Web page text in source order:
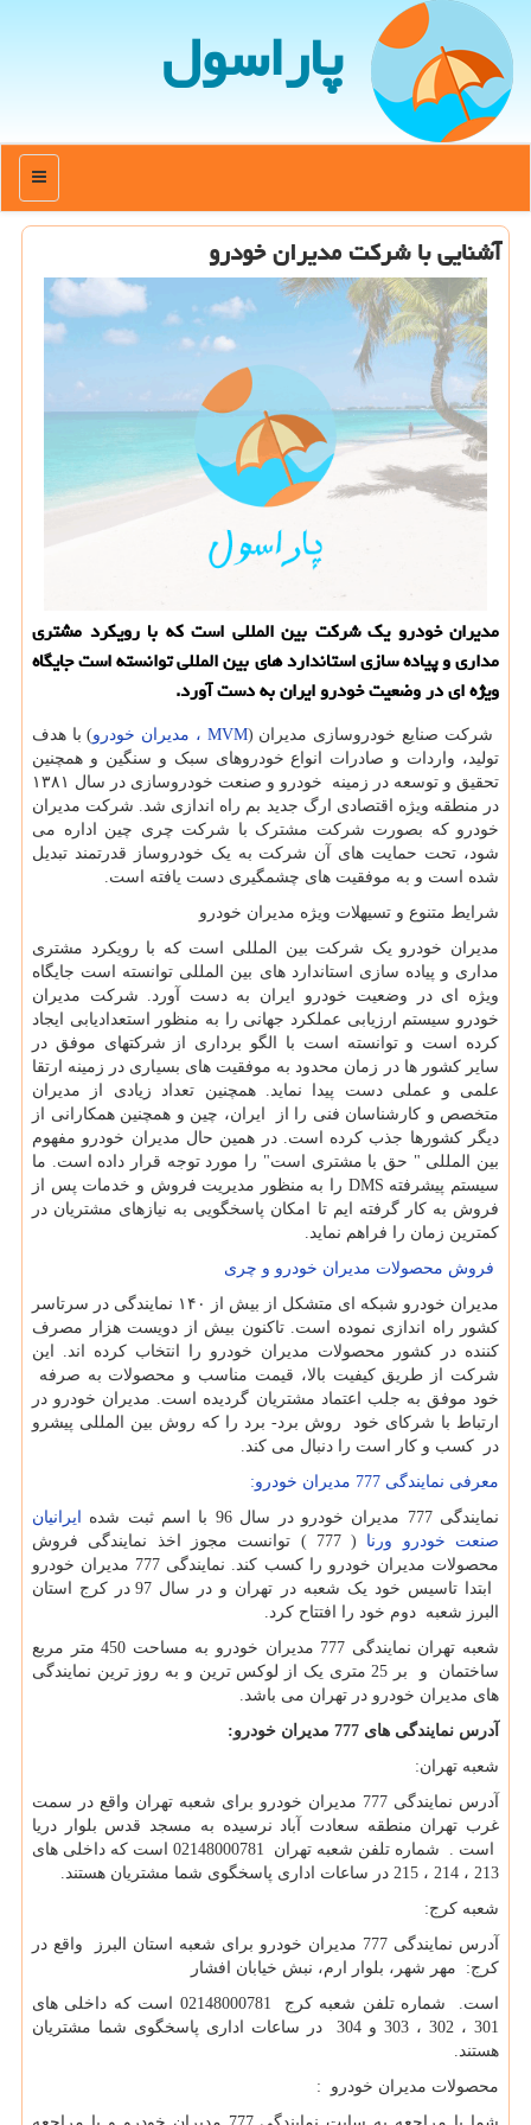
پاراسول
منو
آشنایی با شركت مدیران خودرو
مدیران خودرو یك شركت بین المللی است كه با رویكرد مشتری
مداری و پیاده سازی استاندارد های بین المللی توانسته است جایگاه
ویژه ای در وضعیت خودرو ایران به دست آورد.
شرکت صنایع خودروسازی مدیران (MVM ، مدیران خودرو
) با هدف
تولید، واردات و صادرات انواع خودروهای سبک و سنگین و همچنین
تحقیق و توسعه در زمینه خودرو و صنعت خودروسازی در سال ۱۳۸۱
در منطقه ویژه اقتصادی ارگ جدید بم راه اندازی شد. شرکت مدیران
خودرو که بصورت شرکت مشترک با شرکت چری چین اداره می
شود، تحت حمایت های آن شرکت به یک خودروساز قدرتمند تبدیل
شده است و به موفقیت های چشمگیری دست یافته است.
شرایط متنوع و تسیهلات ویژه مدیران خودرو
مدیران خودرو یک شرکت بین المللی است که با رویکرد مشتری
مداری و پیاده سازی استاندارد های بین المللی توانسته است جایگاه
ویژه ای در وضعیت خودرو ایران به دست آورد. شرکت مدیران
خودرو سیستم ارزیابی عملکرد جهانی را به منظور استعدادیابی ایجاد
کرده است و توانسته است با الگو برداری از شرکتهای موفق در
سایر کشور ها در زمان محدود به موفقیت های بسیاری در زمینه ارتقا
علمی و عملی دست پیدا نماید. همچنین تعداد زیادی از مدیران
متخصص و کارشناسان فنی را از ایران، چین و همچنین همکارانی از
دیگر کشورها جذب کرده است. در همین حال مدیران خودرو مفهوم
بین المللی " حق با مشتری است" را مورد توجه قرار داده است. ما
سیستم پیشرفته DMS را به منظور مدیریت فروش و خدمات پس از
فروش به کار گرفته ایم تا امکان پاسخگویی به نیازهای مشتریان در
کمترین زمان را فراهم نماید.
فروش محصولات مدیران خودرو و چری
مدیران خودرو شبکه ای متشکل از بیش از ۱۴۰ نمایندگی در سرتاسر
کشور راه اندازی نموده است. تاکنون بیش از دویست هزار مصرف
کننده در کشور محصولات مدیران خودرو را انتخاب کرده اند. این
شرکت از طریق کیفیت بالا، قیمت مناسب و محصولات به صرفه
خود موفق به جلب اعتماد مشتریان گردیده است. مدیران خودرو در
ارتباط با شرکای خود روش برد- برد را که روش بین المللی پیشرو
در کسب و کار است را دنبال می کند.
معرفی نمایندگی 777 مدیران خودرو:
نمایندگی 777 مدیران خودرو در سال 96 با اسم ثبت شده
ایرانیان
صنعت خودرو ورنا ( 777 ) توانست مجوز اخذ نمایندگی فروش
محصولات مدیران خودرو را کسب کند. نمایندگی 777 مدیران خودرو
ابتدا تاسیس خود یک شعبه در تهران و در سال 97 در کرج استان
البرز شعبه دوم خود را افتتاح کرد.
شعبه تهران نمایندگی 777 مدیران خودرو به مساحت 450 متر مربع
ساختمان و بر 25 متری یک از لوکس ترین و به روز ترین نمایندگی
های مدیران خودرو در تهران می باشد.
آدرس نمایندگی های 777 مدیران خودرو
:
شعبه تهران:
آدرس نمایندگی 777 مدیران خودرو برای شعبه تهران واقع در سمت
غرب تهران منطقه سعادت آباد نرسیده به مسجد قدس بلوار دریا
است . شماره تلفن شعبه تهران 02148000781 است که داخلی های
213 ، 214 ، 215 در ساعات اداری پاسخگوی شما مشتریان هستند.
شعبه کرج:
آدرس نمایندگی 777 مدیران خودرو برای شعبه استان البرز واقع در
کرج: مهر شهر، بلوار ارم، نبش خیابان افشار
است. شماره تلفن شعبه کرج 02148000781 است که داخلی های
301 ، 302 ، 303 و 304 در ساعات اداری پاسخگوی شما مشتریان
هستند.
محصولات مدیران خودرو :
شما با مراجعه به سایت نمایندگی 777 مدیران خودرو و یا مراجعه